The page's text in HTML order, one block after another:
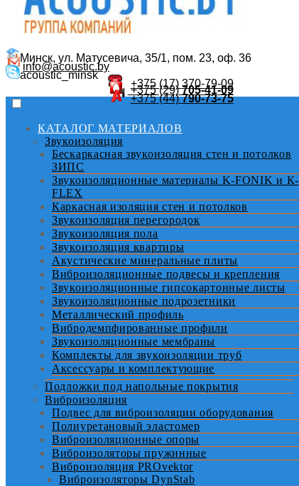
Минск, ул. Матусевича, 35/1, пом. 23, оф. 36
info@acoustic.by
acoustic_minsk
+375 (17) 370-79-09
+375 (29)705-41-09
+375 (44)790-73-75
КАТАЛОГ МАТЕРИАЛОВ
Звукоизоляция
Бескаркасная звукоизоляция стен и потолков
ЗИПС
Звукоизоляционные материалы K-FONIK и К-
FLEX
Каркасная изоляция стен и потолков
Звукоизоляция перегородок
Звукоизоляция пола
Звукоизоляция квартиры
Акустические минеральные плиты
Виброизоляционные подвесы и крепления
Звукоизоляционные гипсокартонные листы
Звукоизоляционные подрозетники
Металлический профиль
Вибродемпфированные профили
Звукоизоляционные мембраны
Комплекты для звукоизоляции труб
Аксессуары и комплектующие
Подложки под напольные покрытия
Виброизоляция
Подвес для виброизоляции оборудования
Полиуретановый эластомер
Виброизоляционные опоры
Виброизоляторы пружинные
Виброизоляция PROvektor
Виброизоляторы DynStab